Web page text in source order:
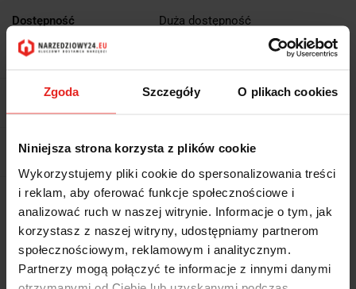
Zgoda Szczegóły O plikach cookies
Niniejsza strona korzysta z plików cookie
Wykorzystujemy pliki cookie do spersonalizowania treści
i reklam, aby oferować funkcje społecznościowe i
analizować ruch w naszej witrynie. Informacje o tym, jak
korzystasz z naszej witryny, udostępniamy partnerom
społecznościowym, reklamowym i analitycznym.
Partnerzy mogą połączyć te informacje z innymi danymi
Dostępność Duża dostępność
Waga
Pobierz produkt do PDF
EAN 4317784817349
Wysyłka+2dni (dostawa 0 od 1000zł net.*)
OPIS